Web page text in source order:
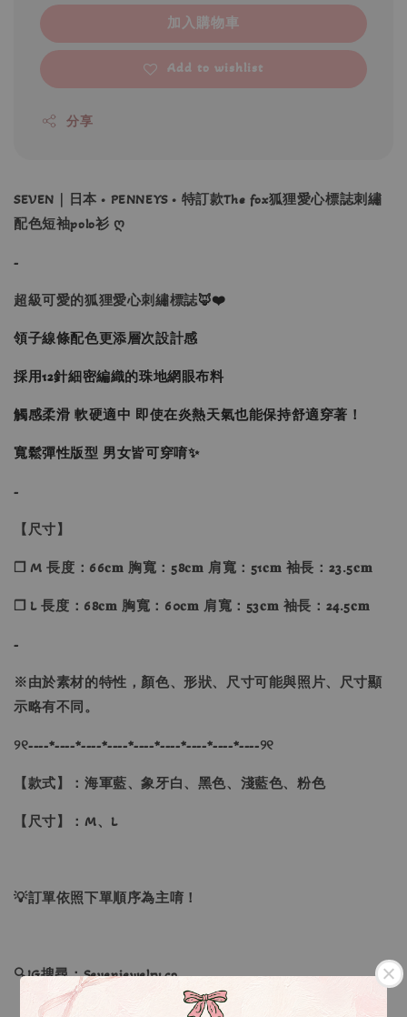
加入購物車
Add to wishlist
分享
SEVEN｜日本 • PENNEYS • 特訂款The fox狐狸愛心標誌刺繡
配色短袖polo衫 ღ
-
超級可愛的狐狸愛心刺繡標誌🦊❤️
領子線條配色更添層次設計感
採用12針細密編織的珠地網眼布料
觸感柔滑 軟硬適中 即使在炎熱天氣也能保持舒適穿著！
寬鬆彈性版型 男女皆可穿唷✨
-
【尺寸】
❐ M 長度：66𝐜𝐦 胸寬：58𝐜𝐦 肩寬：51𝐜𝐦 袖長：23.5𝐜𝐦
❐ L 長度：68𝐜𝐦 胸寬：60𝐜𝐦 肩寬：53𝐜𝐦 袖長：24.5𝐜𝐦
-
※由於素材的特性，顏色、形狀、尺寸可能與照片、尺寸顯
示略有不同。
୨୧----*----*----*----*----*----*----*----*----୨୧
【款式】：海軍藍、象牙白、黑色、淺藍色、粉色
【尺寸】：M、L
💡訂單依照下單順序為主唷！
🔍IG搜尋：Sevenjewelry.co